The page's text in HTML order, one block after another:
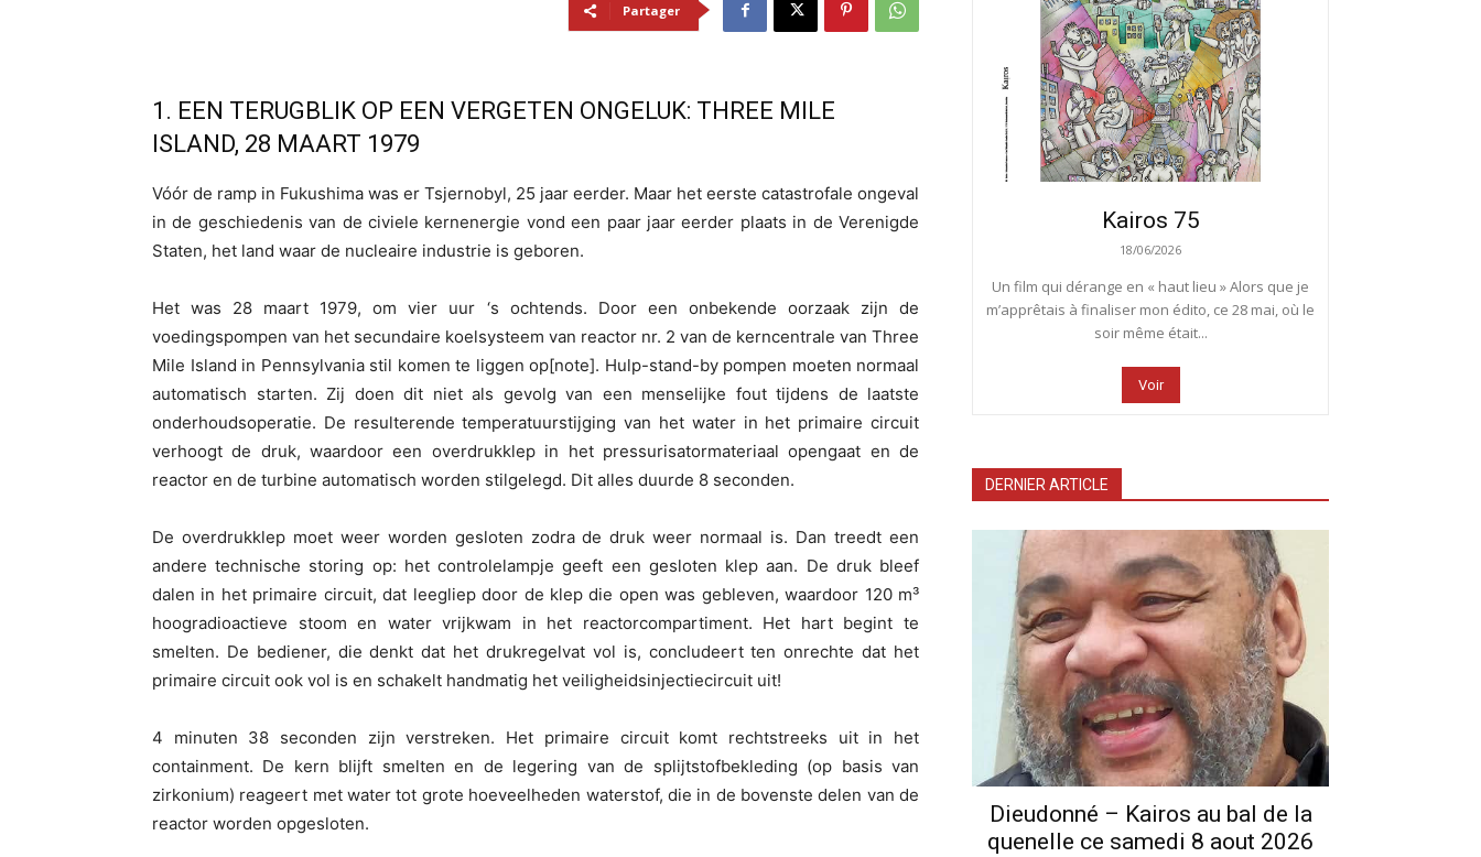
Partager
1. EEN TERUGBLIK OP EEN VERGETEN ONGELUK: THREE MILE
ISLAND, 28 MAART 1979
Vóór de ramp in Fukushima was er Tsjernobyl, 25 jaar eerder. Maar het eerste catastrofale ongeval
in de geschiedenis van de civiele kernenergie vond een paar jaar eerder plaats in de Verenigde
Staten, het land waar de nucleaire industrie is geboren.
Het was 28 maart 1979, om vier uur ‘s ochtends. Door een onbekende oorzaak zijn de
voedingspompen van het secundaire koelsysteem van reactor nr. 2 van de kerncentrale van Three
Mile Island in Pennsylvania stil komen te liggen op[note]. Hulp-stand-by pompen moeten normaal
automatisch starten. Zij doen dit niet als gevolg van een menselijke fout tijdens de laatste
onderhoudsoperatie. De resulterende temperatuurstijging van het water in het primaire circuit
verhoogt de druk, waardoor een overdrukklep in het pressurisatormateriaal opengaat en de
reactor en de turbine automatisch worden stilgelegd. Dit alles duurde 8 seconden.
De overdrukklep moet weer worden gesloten zodra de druk weer normaal is. Dan treedt een
andere technische storing op: het controlelampje geeft een gesloten klep aan. De druk bleef
dalen in het primaire circuit, dat leegliep door de klep die open was gebleven, waardoor 120 m³
hoogradioactieve stoom en water vrijkwam in het reactorcompartiment. Het hart begint te
smelten. De bediener, die denkt dat het drukregelvat vol is, concludeert ten onrechte dat het
primaire circuit ook vol is en schakelt handmatig het veiligheidsinjectiecircuit uit!
4 minuten 38 seconden zijn verstreken. Het primaire circuit komt rechtstreeks uit in het
containment. De kern blijft smelten en de legering van de splijtstofbekleding (op basis van
zirkonium) reageert met water tot grote hoeveelheden waterstof, die in de bovenste delen van de
reactor worden opgesloten.
Kairos 75
18/06/2026
Un film qui dérange en « haut lieu » Alors que je
m’apprêtais à finaliser mon édito, ce 28 mai, où le
soir même était...
Voir
DERNIER ARTICLE
Dieudonné – Kairos au bal de la
quenelle ce samedi 8 aout 2026